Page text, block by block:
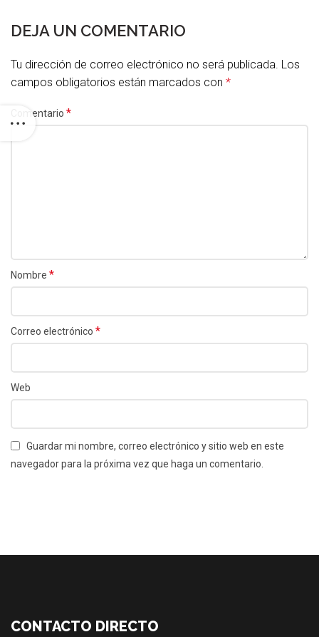
DEJA UN COMENTARIO
Tu dirección de correo electrónico no será publicada. Los
campos obligatorios están marcados con *
Comentario *
Nombre *
Correo electrónico *
Web
Guardar mi nombre, correo electrónico y sitio web en este
navegador para la próxima vez que haga un comentario.
CONTACTO DIRECTO